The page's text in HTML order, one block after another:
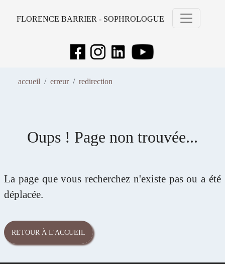
FLORENCE BARRIER - SOPHROLOGUE
accueil erreur redirection
Oups ! Page non trouvée...
La page que vous recherchez n'existe pas ou a été
déplacée.
RETOUR À L'ACCUEIL